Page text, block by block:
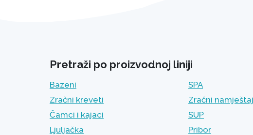
Pretraži po proizvodnoj liniji
Bazeni
SPA
Zračni kreveti
Zračni namještaj
Čamci i kajaci
SUP
Ljuljačka
Pribor